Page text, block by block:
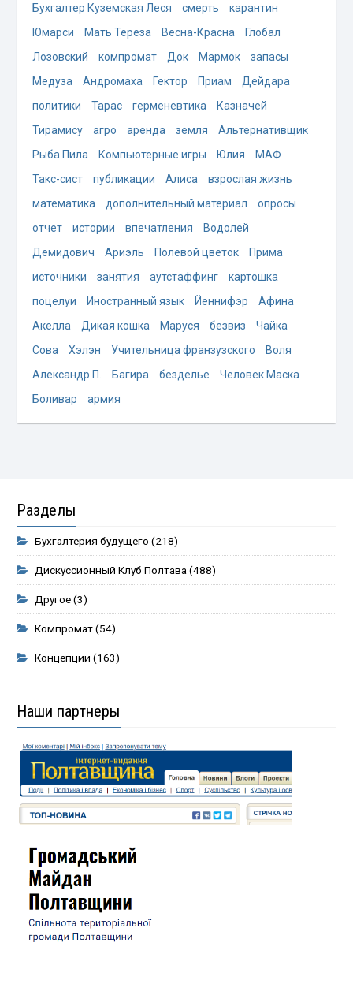
Бухгалтер Куземская Леся
смерть
карантин
Юмарси
Мать Тереза Весна-Красна
Глобал
Лозовский
компромат Док Мармок
запасы
Медуза
Андромаха Гектор Приам
Дейдара
политики
Тарас герменевтика
Казначей
Тирамису
агро аренда земля
Альтернативщик
Рыба Пила
Компьютерные игры Юлия
МАФ
Такс-сист
публикации Алиса
взрослая жизнь
математика
дополнительный материал
опросы
отчет
истории впечатления
Водолей
Демидович
Ариэль Полевой цветок
Прима
источники
занятия аутстаффинг
картошка
поцелуи
Иностранный язык Йеннифэр
Афина
Акелла
Дикая кошка Маруся безвиз
Чайка
Сова
Хэлэн Учительница франзузского
Воля
Александр П.
Багира безделье
Человек Маска
Боливар
армия
Разделы
Бухгалтерия будущего (218)
Дискуссионный Клуб Полтава (488)
Другое(3)
Компромат(54)
Концепции (163)
Наши партнеры